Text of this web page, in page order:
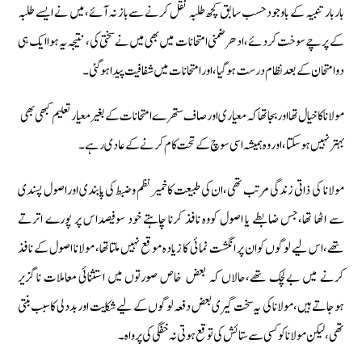
باربار تنبیہ كے باوجود حسب سابق كچھ طلبہ نقل كرنے سے باز نہ آئے‏، میں نے ایسے طلبہ
كے پرچے سوخت كردئے‏،ادھر ضمنی امتحانات میں بھی میں نے سختی كی‏، نتیجہ یہ ہوا ایك ہی
دوامتحان كے بعد نظا م درست ہوگیا‏، اورامتحانات میں شفافیت پیداہوگئی۔
مولانا كا خیال تھا اوربجا تھا كہ معیاری اورصاف ستھرے امتحانات كے بغیر معیار تعلیم كبھی بھی
بہتر نہیں ہوسكتا‏،اوروہ ہمیشہ اسی سوچ كے تحت كام كرنے كے عادی رہے۔
مولانا كی ذاتی زندگی مرتب ‏تھی‏،ان كی طبیعت كاخمیرنظم وضبط كی پابندی اوراصول پسندی
سے اٹھا تھا‏،جس ضابطے یا اصول كووہ نافذ كرنا چاہتے خود سوفیصداس پر پورے اترتے
تھے‏،اس لیے لوگوں كو ان پر انگشت نمائی كا زیادہ موقع نہیں ملتا تھا، مولانا اصول كے نافذ
كرنے میں بےلچك تھے‏،حالاں كہ بعض خاص صورتوں میں استثنائی معاملات ناگزیر
ہوجاتے ہیں‏،مولانا كی یہ سخت گیری بعض دفعہ لوگوں كے لیے شكایت اوربددلی كا سبب بنتی
تھی‏،لیكن مولانا كو كسی سے ستائش كی توقع ہوتی نہ خفگی كی پرواہ۔